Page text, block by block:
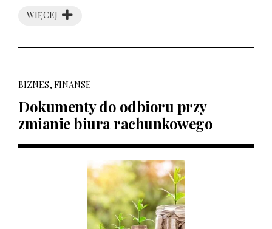
WIĘCEJ
BIZNES, FINANSE
Dokumenty do odbioru przy
zmianie biura rachunkowego